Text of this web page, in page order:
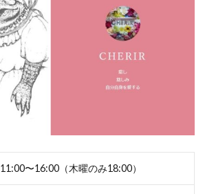
11:00〜16:00（木曜のみ18:00）